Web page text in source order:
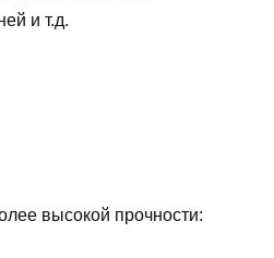
и т.д.
высокой прочности: